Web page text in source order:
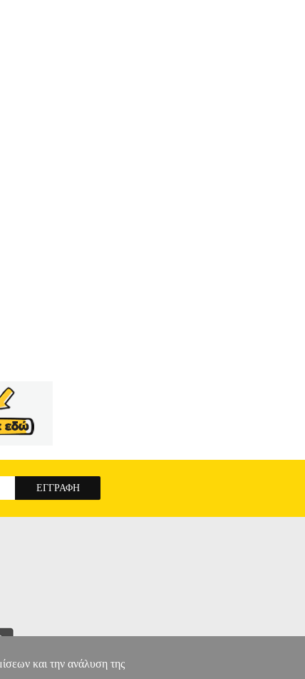
και την ανάλυση της